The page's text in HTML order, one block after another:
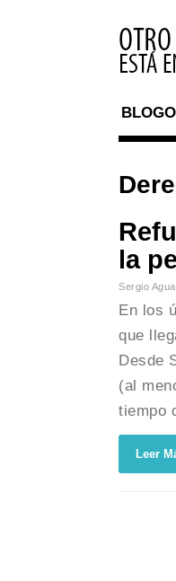
la
Sergio
En los
que
Desde
(al
tiempo
Leer